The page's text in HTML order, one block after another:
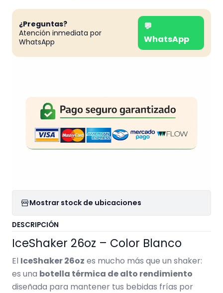
¿Preguntas?
Atención inmediata por
WhatsApp
💬
WhatsApp
Mostrar stock de ubicaciones
DESCRIPCIÓN
IceShaker 26oz – Color Blanco
El IceShaker 26oz es mucho más que un shaker:
es una botella térmica de alto rendimiento
diseñada para mantener tus bebidas frías por